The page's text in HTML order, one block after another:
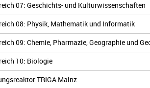
07: Geschichts- und Kulturwissenschaften
08: Physik, Mathematik und Informatik
09: Chemie, Pharmazie, Geographie und
10: Biologie
TRIGA Mainz